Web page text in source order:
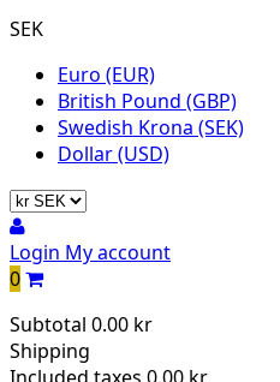
SEK
Euro (EUR)
British Pound (GBP)
Swedish Krona (SEK)
Dollar (USD)
Login My account
0
Subtotal 0.00 kr
Shipping